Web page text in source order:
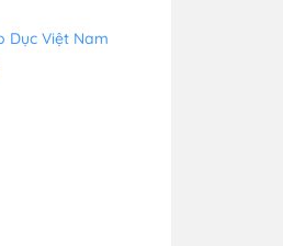
Dục Việt Nam